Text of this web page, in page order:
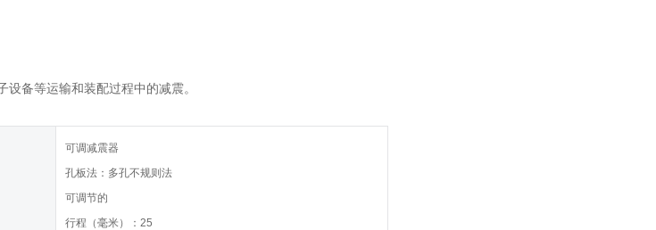
备等运输和装配过程中的减震。
可调减震器
孔板法：多孔不规则法
可调节的
行程（毫米）：25